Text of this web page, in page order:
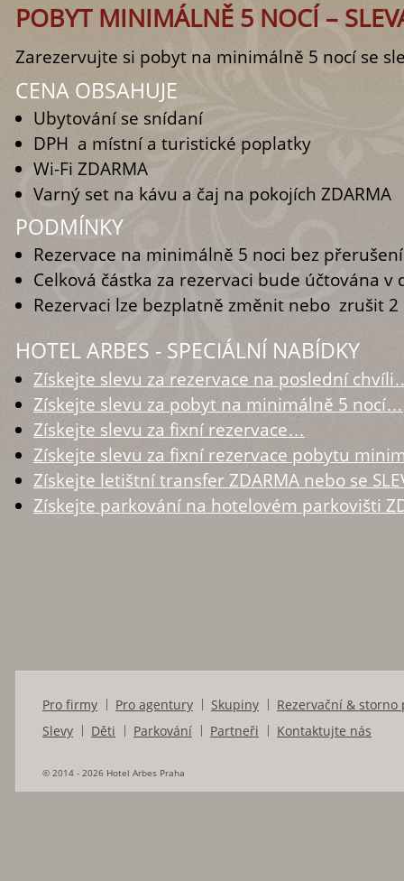
POBYT MINIMÁLNĚ 5 NOCÍ –
Zarezervujte si pobyt na minimálně 5 nocí se
CENA OBSAHUJE
Ubytování se snídaní
DPH a místní a turistické poplatky
Wi-Fi ZDARMA
Varný set na kávu a čaj na pokojích ZDARMA
PODMÍNKY
Rezervace na minimálně 5 noci bez
Celková částka za rezervaci bude účtována
Rezervaci lze bezplatně změnit nebo zrušit
HOTEL ARBES - SPECIÁLNÍ NABÍDKY
Získejte slevu za rezervace na poslední
Získejte slevu za pobyt na minimálně 5 nocí…
Získejte slevu za fixní rezervace…
Získejte slevu za fixní rezervace pobytu
Získejte letištní transfer ZDARMA nebo se
Získejte parkování na hotelovém parkovišti
Pro firmy Pro agentury Skupiny
Rezervační & storno
Slevy
Děti Parkování Partneři Kontaktujte nás
© 2014 - 2026 Hotel Arbes Praha